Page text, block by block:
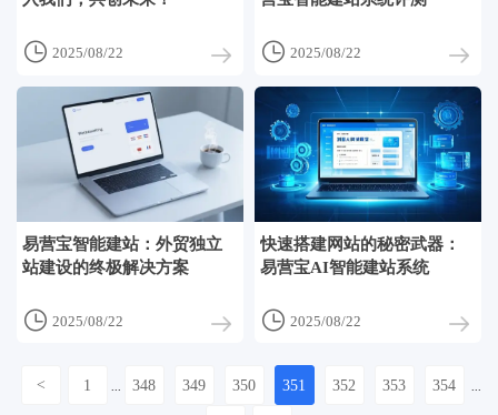
 2025/08/22  2025/08/22
易营宝智能建站：外贸独立
站建设的终极解决方案
 2025/08/22
快速搭建网站的秘密武器：
易营宝AI智能建站系统
 2025/08/22
< 1 348 349 350 351 352 353 354